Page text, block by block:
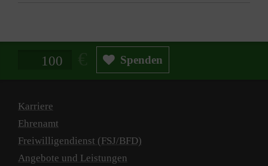
Spendenbetrag in Euro Spenden
Karriere
Ehrenamt
Freiwilligendienst (FSJ/BFD)
Angebote und Leistungen